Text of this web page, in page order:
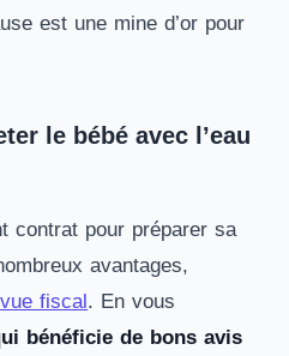
est une mine d’or pour
le bébé avec l’eau
contrat pour préparer sa
avantages,
fiscal. En vous
bénéficie de bons avis